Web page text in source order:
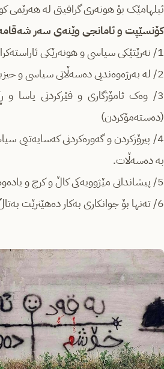
ئیلهامێک بۆ هونەری گرافیتی لە هەرێمی
کۆنسێپت و ئامانجی وێنەی سەر
1/ نەرێتێکی سیاسی و هونەرێکی ئاراستەکراوی ڕژێمی پێشووە.
2/ لە بەرژەوەندیی دەسەڵاتی سیاسی و حیزبدایە.
3/ وەک ئامۆژگاری و فێرکردنی یاسا و
(دەستەمۆکردن)
4/ پیرۆزکردن و گەورەکردنی کەسایەتیی
بە دەسەڵات.
5/ پیشاندانی مێژوویەکی کاڵ و کرچ و یادەوەریی شوێن.
6/ تەنها بۆ جوانکاری بەکار دەهێنرێت بەتاڵ لە ناوەڕۆک.